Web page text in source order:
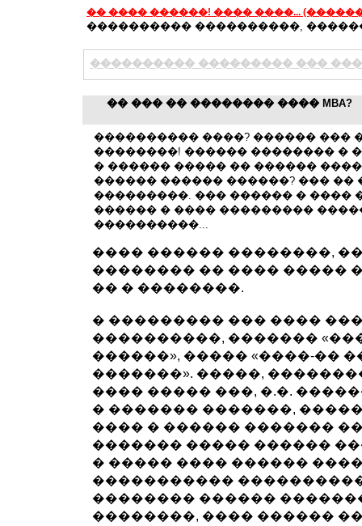
�� ���� ������! ���� ����...
���������� ����������,
���������� ��������� ���
�� ��� �� �������� ���� MBA?
���������� ����? ������ ���
��������! ������ �������� �
� ������ ����� �� ������
������ ������ ������? ��� ��
���������. ��� ������ � ����
������ � ���� ���������
����������...
���� ������ ��������, ��
�������� �� ���� �����
�� � ��������.
� ��������� ��� ����
����������, �������
������», ����� «����-��
�������». �����,
���� ����� ���, �.�.
� ������� �������,
���� � ������ �������
������� ����� ������
� ����� ���� ������
�����������
�������� ������
��������, ���� ������